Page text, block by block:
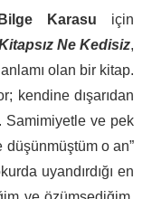
Bilge Karasu için
Ne Kedisiz,
olan bir kitap.
kendine dışarıdan
Samimiyetle ve pek
o an”
uyandırdığı en